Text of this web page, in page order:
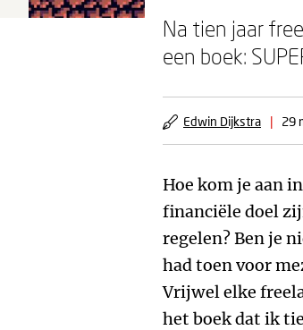
Na tien jaar
een boek:
Edwin Dijkstra | 29
Hoe kom je aan
financiële doel
regelen? Ben je
had toen voor
Vrijwel elke
het boek dat ik